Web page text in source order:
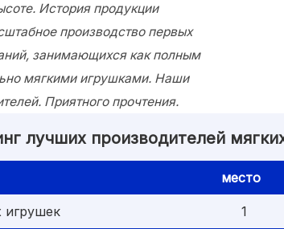
История продукции
производство первых
занимающихся как полным
мягкими игрушками. Наши
Приятного прочтения.
лучших производителей
место
игрушек 1